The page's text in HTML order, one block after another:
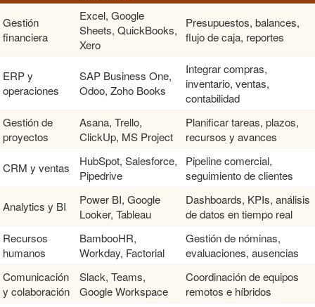
Gestión
financiera
Excel, Google
Sheets, QuickBooks,
Xero
Presupuestos, balances,
flujo de caja, reportes
ERP y
operaciones
SAP Business One,
Odoo, Zoho Books
Integrar compras,
inventario, ventas,
contabilidad
Gestión de
proyectos
Asana, Trello,
ClickUp, MS Project
Planificar tareas, plazos,
recursos y avances
CRM y ventas
HubSpot, Salesforce,
Pipedrive
Pipeline comercial,
seguimiento de clientes
Analytics y BI
Power BI, Google
Looker, Tableau
Dashboards, KPIs, análisis
de datos en tiempo real
Recursos
humanos
BambooHR,
Workday, Factorial
Gestión de nóminas,
evaluaciones, ausencias
Comunicación
y colaboración
Slack, Teams,
Google Workspace
Coordinación de equipos
remotos e híbridos